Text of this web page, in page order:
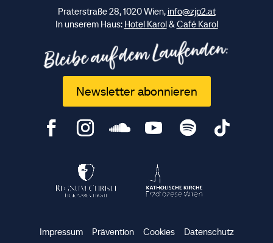
Praterstraße 28, 1020 Wien, info@zjp2.at
In unserem Haus: Hotel Karol&Café Karol
Bleibe auf dem Laufenden:
Newsletter abonnieren
Impressum Prävention Cookies Datenschutz